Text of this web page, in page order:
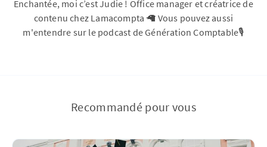
Enchantée, moi c’est Judie ! Office manager et créatrice de
contenu chez Lamacompta 🦙 Vous pouvez aussi
m'entendre sur le podcast de Génération Comptable🎙️
Recommandé pour vous